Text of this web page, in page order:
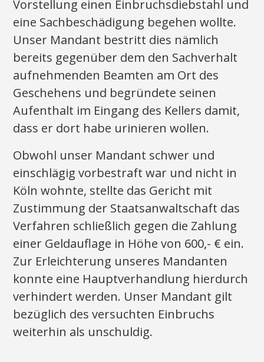
Vorstellung einen Einbruchsdiebstahl und
eine Sachbeschädigung begehen wollte.
Unser Mandant bestritt dies nämlich
bereits gegenüber dem den Sachverhalt
aufnehmenden Beamten am Ort des
Geschehens und begründete seinen
Aufenthalt im Eingang des Kellers damit,
dass er dort habe urinieren wollen.
Obwohl unser Mandant schwer und
einschlägig vorbestraft war und nicht in
Köln wohnte, stellte das Gericht mit
Zustimmung der Staatsanwaltschaft das
Verfahren schließlich gegen die Zahlung
einer Geldauflage in Höhe von 600,- € ein.
Zur Erleichterung unseres Mandanten
konnte eine Hauptverhandlung hierdurch
verhindert werden. Unser Mandant gilt
bezüglich des versuchten Einbruchs
weiterhin als unschuldig.